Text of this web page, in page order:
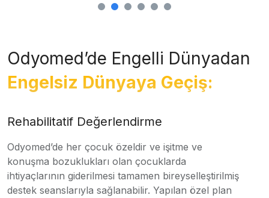
Odyomed’de Engelli Dünyadan
Engelsiz Dünyaya Geçiş:
Rehabilitatif Değerlendirme
Odyomed’de her çocuk özeldir ve işitme ve
konuşma bozuklukları olan çocuklarda
ihtiyaçlarının giderilmesi tamamen bireyselleştirilmiş
destek seanslarıyla sağlanabilir. Yapılan özel plan